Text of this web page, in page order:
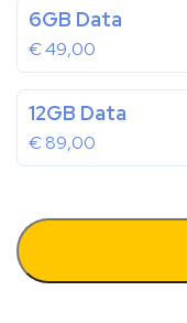
6GB Data
€49,00
12GB Data
€89,00